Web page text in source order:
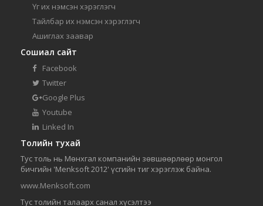
Үг их нэмсэн хэрэглэгч
Тайлбар их нэмсэн хэрэглэгч
Ашиглах заавар
Сошиал сайт
Facebook
Twitter
Google Plus
Youtube
Linked In
Толийн тухай
Тус толь нь Мөнхгал компанийн зөвшөөрлөөр монгол
бичгийн 'Menksoft 2012' үсгийн тиг хэрэглэж байна.
www.Menksoft.com
Тус толийн талаарх санал хүсэлтээ